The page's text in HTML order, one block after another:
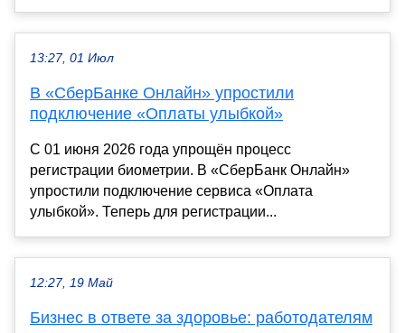
13:27, 01 Июл
В «СберБанке Онлайн» упростили
подключение «Оплаты улыбкой»
С 01 июня 2026 года упрощён процесс
регистрации биометрии. В «СберБанк Онлайн»
упростили подключение сервиса «Оплата
улыбкой». Теперь для регистрации...
12:27, 19 Май
Бизнес в ответе за здоровье: работодателям